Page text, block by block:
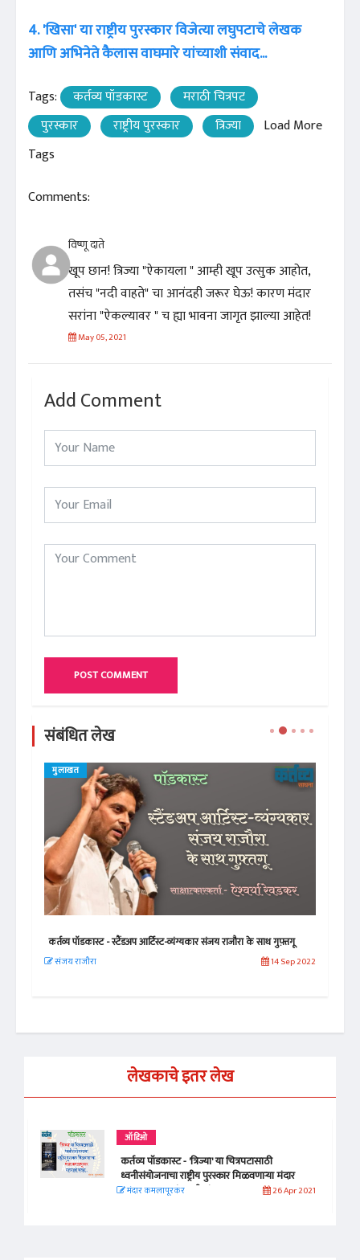
4. 'खिसा' या राष्ट्रीय पुरस्कार विजेत्या लघुपटाचे लेखक
आणि अभिनेते कैलास वाघमारे यांच्याशी संवाद...
Tags: कर्तव्य पॉडकास्ट
मराठी चित्रपट
पुरस्कार
राष्ट्रीय पुरस्कार त्रिज्या
Load More
Tags
Comments:
विष्णू दाते
खूप छान! त्रिज्या "ऐकायला " आम्ही खूप उत्सुक आहोत,
तसंच "नदी वाहते" चा आनंदही जरूर घेऊ! कारण मंदार
सरांना "ऐकल्यावर " च ह्या भावना जागृत झाल्या आहेत!
May 05, 2021
Add Comment
POST COMMENT
संबंधित लेख
मुलाखत
कर्तव्य पॉडकास्ट - स्टैंडअप आर्टिस्ट-व्यंग्यकार संजय राजौरा के साथ गुफ़्तगू
संजय राजौरा 14 Sep 2022
लेखकाचे इतर लेख
ऑडिओ
कर्तव्य पॉडकास्ट - 'त्रिज्या' या चित्रपटासाठी
ध्वनीसंयोजनाचा राष्ट्रीय पुरस्कार मिळवणाऱ्या मंदार
कमलापूरकर यांच्याशी संवाद...
मंदार कमलापूरकर 26 Apr 2021